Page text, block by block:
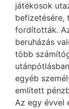
játékosok
befizetésére,
fordították.
beruházás
több
egyéb
említett
Az egy évvel